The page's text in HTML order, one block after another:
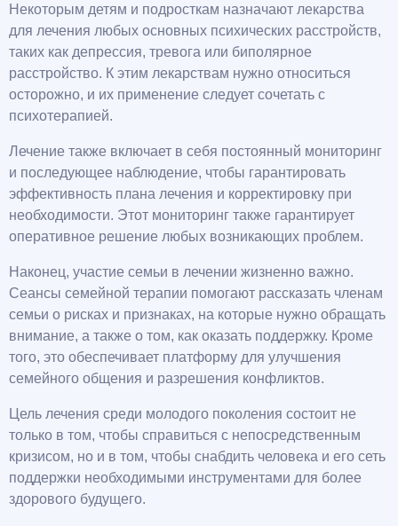
Некоторым детям и подросткам назначают лекарства
для лечения любых основных психических расстройств,
таких как депрессия, тревога или биполярное
расстройство. К этим лекарствам нужно относиться
осторожно, и их применение следует сочетать с
психотерапией.
Лечение также включает в себя постоянный мониторинг
и последующее наблюдение, чтобы гарантировать
эффективность плана лечения и корректировку при
необходимости. Этот мониторинг также гарантирует
оперативное решение любых возникающих проблем.
Наконец, участие семьи в лечении жизненно важно.
Сеансы семейной терапии помогают рассказать членам
семьи о рисках и признаках, на которые нужно обращать
внимание, а также о том, как оказать поддержку. Кроме
того, это обеспечивает платформу для улучшения
семейного общения и разрешения конфликтов.
Цель лечения среди молодого поколения состоит не
только в том, чтобы справиться с непосредственным
кризисом, но и в том, чтобы снабдить человека и его сеть
поддержки необходимыми инструментами для более
здорового будущего.